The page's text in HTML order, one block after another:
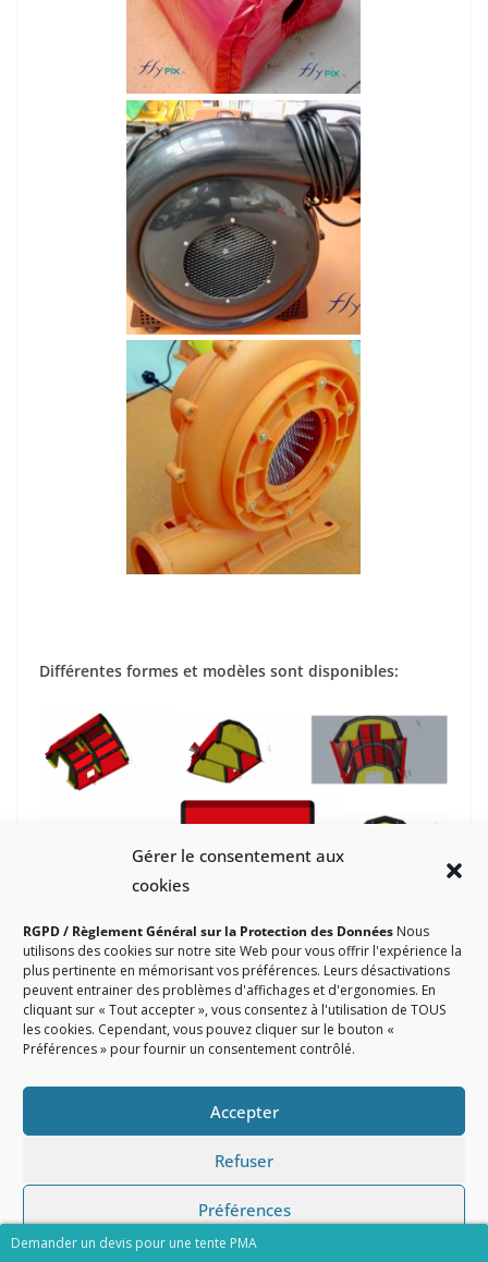
Gérer le consentement aux
cookies
RGPD / Règlement Général sur la Protection des Données Nous
utilisons des cookies sur notre site Web pour vous offrir l'expérience la
plus pertinente en mémorisant vos préférences. Leurs désactivations
peuvent entrainer des problèmes d'affichages et d'ergonomies. En
cliquant sur « Tout accepter », vous consentez à l'utilisation de TOUS
les cookies. Cependant, vous pouvez cliquer sur le bouton «
Préférences » pour fournir un consentement contrôlé.
Accepter
Refuser
Préférences
Différentes formes et modèles sont disponibles:
tente PMA gonflable pour un commanditaire
implanté en Belgique.
Demander un devis pour une tente PMA